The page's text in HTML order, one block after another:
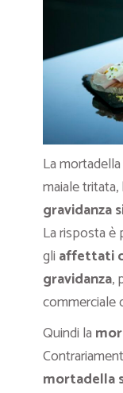
La
maiale tritata,
gravidanza
La risposta è
gli affettati
gravidanza,
commerciale
Quindi la
mortadella